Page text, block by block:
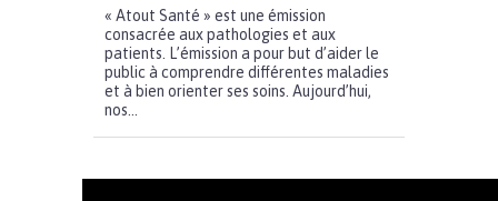
« Atout Santé » est une émission
consacrée aux pathologies et aux
patients. L’émission a pour but d’aider le
public à comprendre différentes maladies
et à bien orienter ses soins. Aujourd’hui,
nos...